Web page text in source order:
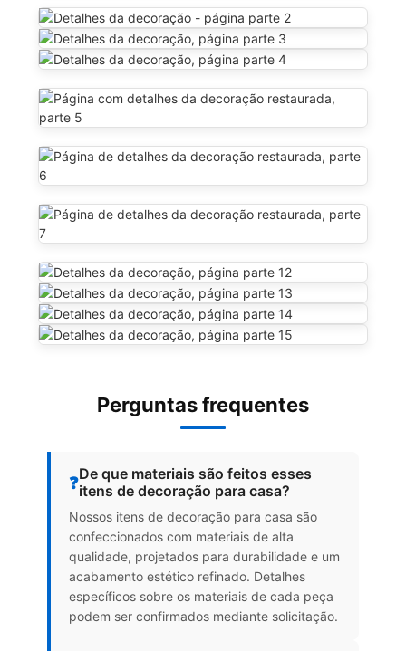
Perguntas frequentes
❓De que materiais são feitos esses
itens de decoração para casa?
Nossos itens de decoração para casa são
confeccionados com materiais de alta
qualidade, projetados para durabilidade e um
acabamento estético refinado. Detalhes
específicos sobre os materiais de cada peça
podem ser confirmados mediante solicitação.